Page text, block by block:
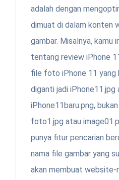
adalah dengan
dimuat di dalam konten
gambar. Misalnya, kamu
tentang review iPhone
file foto iPhone 11 yang
diganti jadi iPhone11.jpg
iPhone11baru.png,
foto1.jpg atau
punya fitur pencarian
nama file gambar yang
akan membuat website-